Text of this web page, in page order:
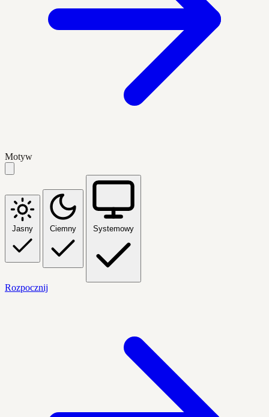
Motyw
Jasny Ciemny Systemowy
Rozpocznij